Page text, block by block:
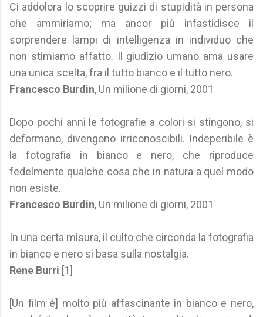
Ci addolora lo scoprire guizzi di stupidità in persona
che ammiriamo; ma ancor più infastidisce il
sorprendere lampi di intelligenza in individuo che
non stimiamo affatto. Il giudizio umano ama usare
una unica scelta, fra il tutto bianco e il tutto nero.
Francesco Burdin, Un milione di giorni, 2001
Dopo pochi anni le fotografie a colori si stingono, si
deformano, divengono irriconoscibili. Indeperibile è
la fotografia in bianco e nero, che riproduce
fedelmente qualche cosa che in natura a quel modo
non esiste.
Francesco Burdin, Un milione di giorni, 2001
In una certa misura, il culto che circonda la fotografia
in bianco e nero si basa sulla nostalgia.
Rene Burri [1]
[Un film è] molto più affascinante in bianco e nero,